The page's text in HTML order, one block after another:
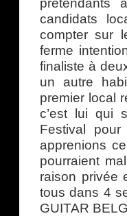
candidats
compter sur
ferme
finaliste à
un autre
premier local
c’est lui qui
Festival
apprenions
pourraient
raison privée
tous dans 4
GUITAR